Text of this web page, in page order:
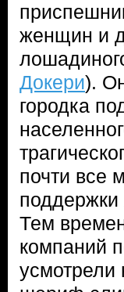
женщин и
Докери).
городка
почти все
поддержки
Тем
компаний
усмотрели